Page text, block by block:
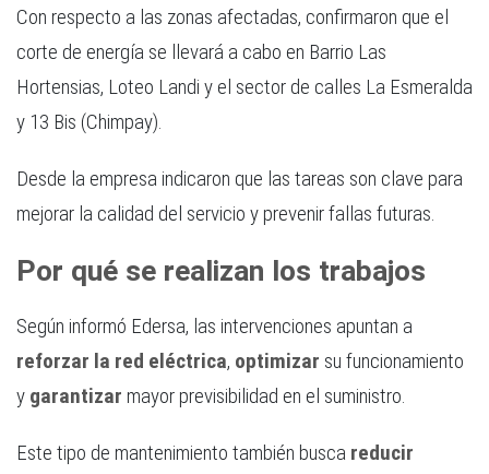
Con respecto a las zonas afectadas, confirmaron que el
corte de energía se llevará a cabo en Barrio Las
Hortensias, Loteo Landi y el sector de calles La Esmeralda
y 13 Bis (Chimpay).
Desde la empresa indicaron que las tareas son clave para
mejorar la calidad del servicio y prevenir fallas futuras.
Por qué se realizan los trabajos
Según informó Edersa, las intervenciones apuntan a
reforzar la red eléctrica, optimizar su funcionamiento
y garantizar mayor previsibilidad en el suministro.
Este tipo de mantenimiento también busca reducir